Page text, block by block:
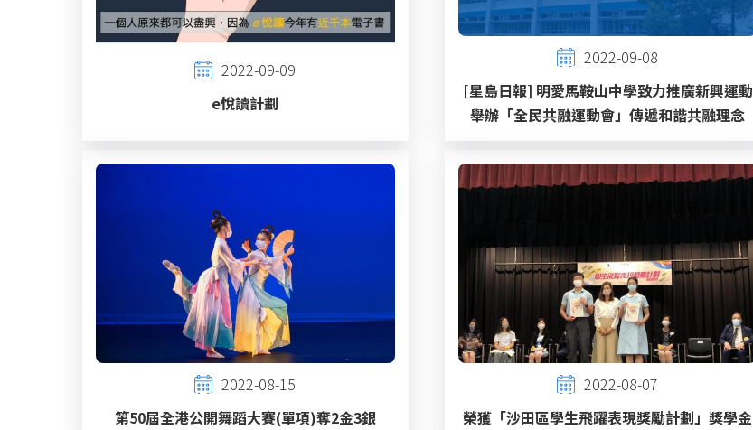
2022-09-09
e悅讀計劃
2022-09-08
[星島日報] 明愛馬鞍山中學致力推廣新興運動
舉辦「全民共融運動會」傳遞和諧共融理念
2022-08-15
第50屆全港公開舞蹈大賽(單項)奪2金3銀
2022-08-07
榮獲「沙田區學生飛躍表現獎勵計劃」獎學金